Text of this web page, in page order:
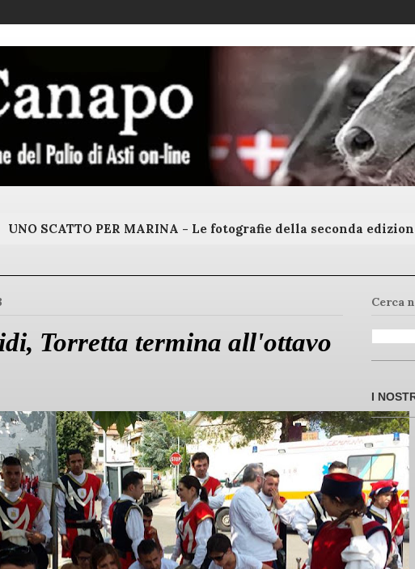
UNO SCATTO PER MARINA - Le fotografie della seconda
Torretta termina all'ottavo
Cerca
I